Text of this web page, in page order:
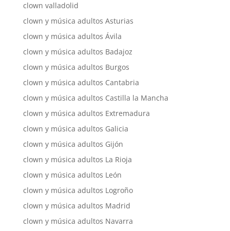
clown valladolid
clown y música adultos Asturias
clown y música adultos Ávila
clown y música adultos Badajoz
clown y música adultos Burgos
clown y música adultos Cantabria
clown y música adultos Castilla la Mancha
clown y música adultos Extremadura
clown y música adultos Galicia
clown y música adultos Gijón
clown y música adultos La Rioja
clown y música adultos León
clown y música adultos Logroño
clown y música adultos Madrid
clown y música adultos Navarra